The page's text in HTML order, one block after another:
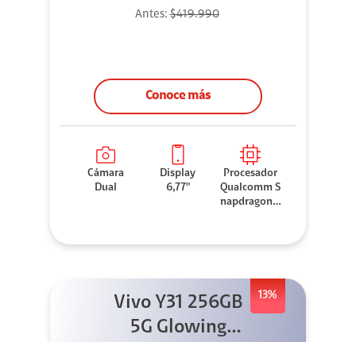
Antes:$419.990
Conoce más
Cámara
Dual
Display
6,77"
Procesador
Qualcomm S
napdragon 7
13%
Vivo Y31 256GB
5G Glowing